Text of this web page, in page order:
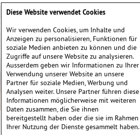
Diese Website verwendet Cookies
Wir verwenden Cookies, um Inhalte und
Anzeigen zu personalisieren, Funktionen für
soziale Medien anbieten zu können und die
Zugriffe auf unsere Website zu analysieren.
Ausserdem geben wir Informationen zu Ihrer
Verwendung unserer Website an unsere
Partner für soziale Medien, Werbung und
Analysen weiter. Unsere Partner führen diese
Informationen möglicherweise mit weiteren
Daten zusammen, die Sie ihnen
bereitgestellt haben oder die sie im Rahmen
Ihrer Nutzung der Dienste gesammelt haben.